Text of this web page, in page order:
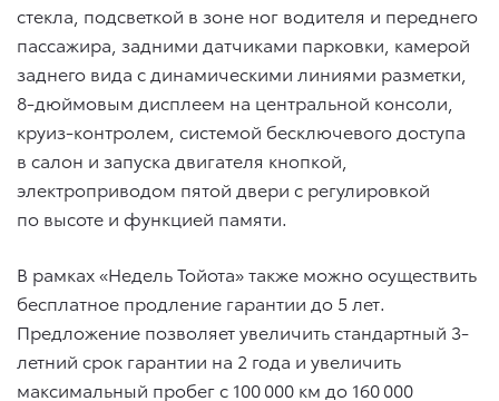
стекла, подсветкой в зоне ног водителя и переднего
пассажира, задними датчиками парковки, камерой
заднего вида с динамическими линиями разметки,
8-дюймовым дисплеем на центральной консоли,
круиз-контролем, системой бесключевого доступа
в салон и запуска двигателя кнопкой,
электроприводом пятой двери с регулировкой
по высоте и функцией памяти.
В рамках «Недель Тойота» также можно осуществить
бесплатное продление гарантии до 5 лет.
Предложение позволяет увеличить стандартный 3-
летний срок гарантии на 2 года и увеличить
максимальный пробег с 100 000 км до 160 000